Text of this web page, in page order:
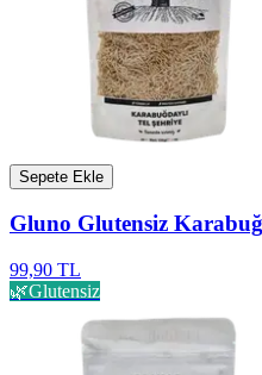
Sepete Ekle
Gluno Glutensiz
99,90 TL
🌿Glutensiz